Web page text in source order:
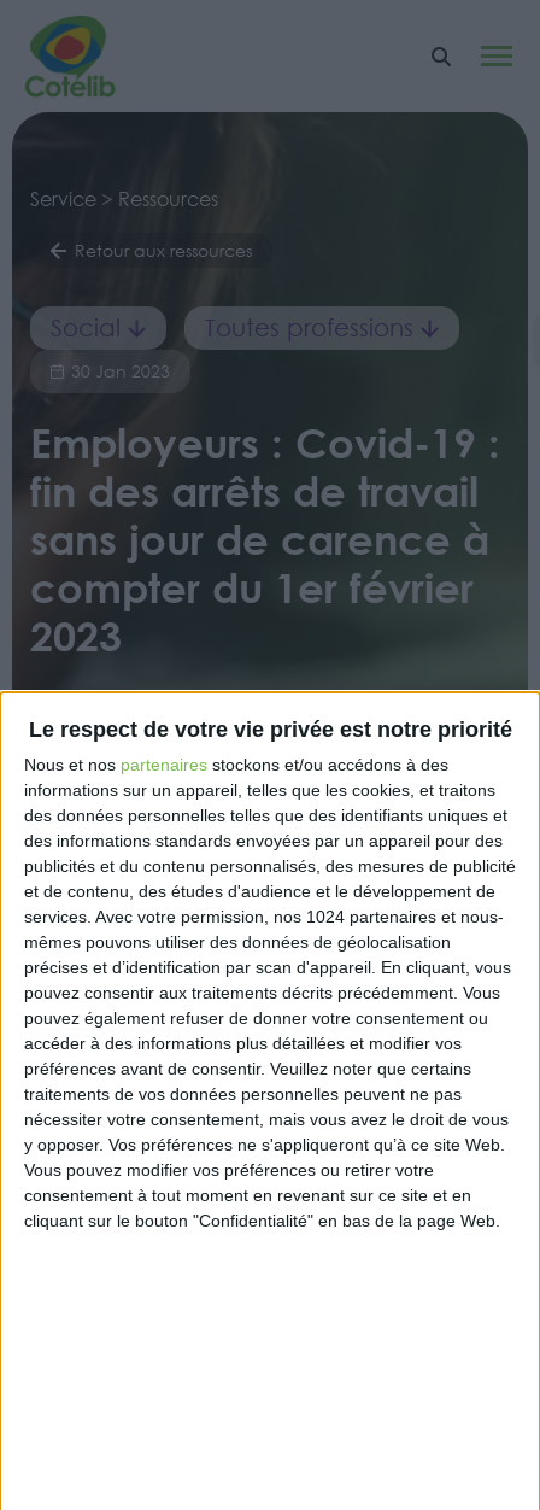
Le respect de votre vie privée est notre priorité
Nous et nos partenaires stockons et/ou accédons à des
informations sur un appareil, telles que les cookies, et traitons
des données personnelles telles que des identifiants uniques et
des informations standards envoyées par un appareil pour des
publicités et du contenu personnalisés, des mesures de publicité
et de contenu, des études d'audience et le développement de
services. Avec votre permission, nos 1024 partenaires et nous-
mêmes pouvons utiliser des données de géolocalisation
précises et d’identification par scan d'appareil. En cliquant, vous
pouvez consentir aux traitements décrits précédemment. Vous
pouvez également refuser de donner votre consentement ou
accéder à des informations plus détaillées et modifier vos
préférences avant de consentir. Veuillez noter que certains
traitements de vos données personnelles peuvent ne pas
nécessiter votre consentement, mais vous avez le droit de vous
y opposer. Vos préférences ne s'appliqueront qu’à ce site Web.
Vous pouvez modifier vos préférences ou retirer votre
consentement à tout moment en revenant sur ce site et en
cliquant sur le bouton "Confidentialité" en bas de la page Web.
Service > Ressources
Retour aux ressources
Social Toutes professions
30 Jan 2023
Employeurs : Covid-19 :
fin des arrêts de travail
sans jour de carence à
compter du 1er février
2023
Ce décret met un terme, à compter du 1er février
2023, à la délivrance d’arrêts de travail dérogatoires
aux assurés se trouvant dans l’impossibilité de
continuer à travailler, y compris à distance, en cas
de contamination par la Covid-19 établie par un
examen inscrit à la nomenclature des actes de
biologie médicale afin de limiter la propagation de
l’épidémie de Covid.
https://www.legifrance.gouv.fr/jorf/id/
Découvrir Cotélib